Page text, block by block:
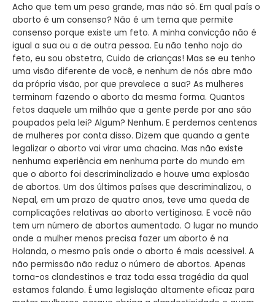
Acho que tem um peso grande, mas não só. Em qual país o
aborto é um consenso? Não é um tema que permite
consenso porque existe um feto. A minha convicção não é
igual a sua ou a de outra pessoa. Eu não tenho nojo do
feto, eu sou obstetra, Cuido de crianças! Mas se eu tenho
uma visão diferente de você, e nenhum de nós abre mão
da própria visão, por que prevalece a sua? As mulheres
terminam fazendo o aborto da mesma forma. Quantos
fetos daquele um milhão que a gente perde por ano são
poupados pela lei? Algum? Nenhum. E perdemos centenas
de mulheres por conta disso. Dizem que quando a gente
legalizar o aborto vai virar uma chacina. Mas não existe
nenhuma experiência em nenhuma parte do mundo em
que o aborto foi descriminalizado e houve uma explosão
de abortos. Um dos últimos países que descriminalizou, o
Nepal, em um prazo de quatro anos, teve uma queda de
complicações relativas ao aborto vertiginosa. E você não
tem um número de abortos aumentado. O lugar no mundo
onde a mulher menos precisa fazer um aborto é na
Holanda, o mesmo país onde o aborto é mais acessivel. A
não permissão não reduz o número de abortos. Apenas
torna-os clandestinos e traz toda essa tragédia da qual
estamos falando. É uma legislação altamente eficaz para